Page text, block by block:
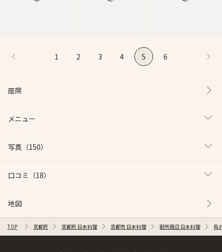
1 2 3 4 5 6
座席
メニュー
写真 （150）
口コミ （18）
地図
TOP 京都府 京都府 日本料理 京都市 日本料理 御所周辺 日本料理 烏